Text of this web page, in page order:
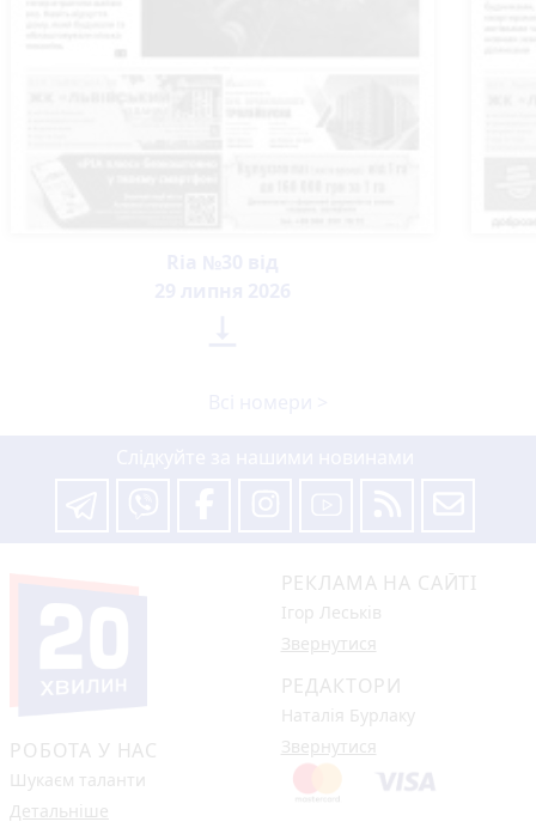
РОБОТА У НАС
Шукаєм таланти
Детальніше
РЕКЛАМА НА САЙТІ
Ігор Леськів
Звернутися
РЕДАКТОРИ
Наталія Бурлаку
Звернутися